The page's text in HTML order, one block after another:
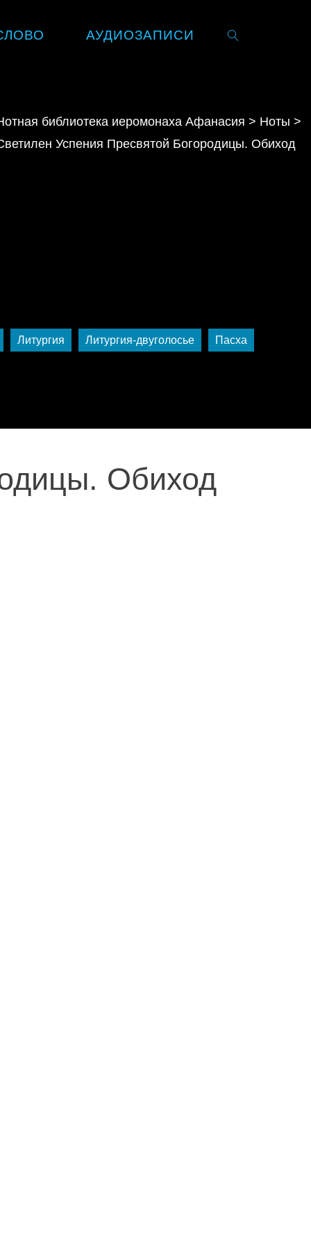
АУДИОЗАПИСИ
библиотека иеромонаха Афанасия > Ноты >
Успения Пресвятой Богородицы. Обиход
Литургия Литургия-двуголосье Пасха
Обиход